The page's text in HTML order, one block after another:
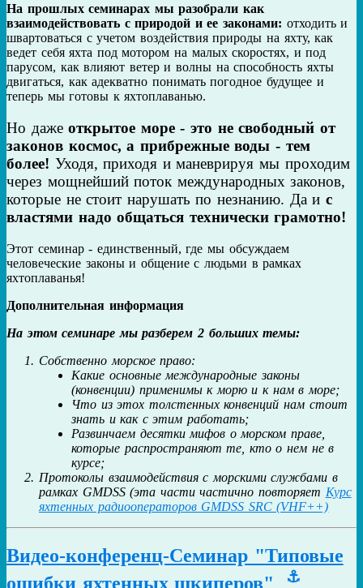
На прошлых семинарах мы разобрали как
взаимодействовать с природой и ее законами: отходить и
швартоваться с учетом воздействия природы на яхту, как
ведет себя яхта под мотором на малых скоростях, и под
парусом, как влияют ветер и волны на способность яхты
двигаться, как адекватно понимать погодное будущее и
теперь мы готовы к яхтоплаванью.
Но дажеоткрытое море - это не свободный от
законов космос, а прибрежные воды - тем
более! Уходя, приходя и маневрируя мы проходим
через мощнейший поток международных законов,
которые не стоит нарушать по незнанию. Да и с
властями надо общаться технически грамотно!
Этот семинар - единственный, где мы обсуждаем
человеческие законы и общение с людьми в рамках
яхтоплаванья!
Дополнительная информация
На этом семинаре мы разберем 2 больших темы:
Собственно морское право:
Какие основные международные законы
(конвенции) применимы к морю и к нам в море;
Что из этох толстенных конвенций нам стоит
знать и как с этим работать;
Развинчаем десятки мифов о морском праве,
которые распространяют те, кто о нем не в
курсе;
Протоколы взаимодействия с морскими службами в
рамках GMDSS (эта части частично повторяет Курс
яхтенных радиооператоров GMDSS SRC (VHF++)
Видео-конференц-Семинар "Типовые
ошибки яхтенных шкиперов"
⚓